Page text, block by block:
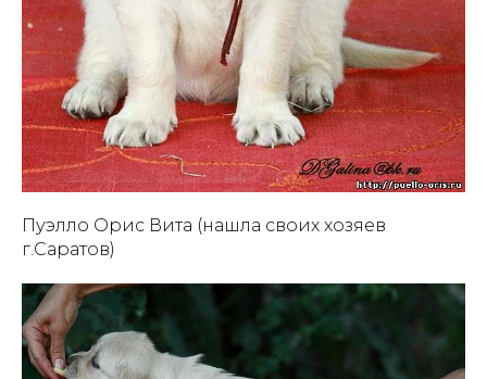
Пуэлло Орис Вита (нашла своих хозяев
г.Саратов)